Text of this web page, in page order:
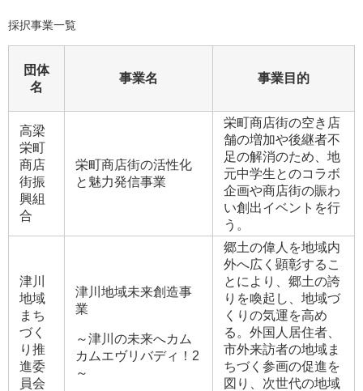
採択事業一覧
団体
名
事業名 事業目的
高梁
栄町
商店
街振
興組
合
栄町商店街の活性化
と魅力発信事業
栄町商店街の空き店
舗の増加や後継者不
足の解消のため、地
元中学生とのコラボ
企画や商店街の賑わ
い創出イベントを行
う。
津川
地域
まち
づく
り推
進委
員会
津川地域未来創造事
業
～津川の未来へカム
カムエヴリバディ！2
～
郷土の偉人を地域内
外へ広く顕彰するこ
とにより、郷土の誇
りを喚起し、地域づ
くりの気運を高め
る。外国人居住者、
市外来訪者の地域ま
ちづく参画の促進を
図り、次世代の地域